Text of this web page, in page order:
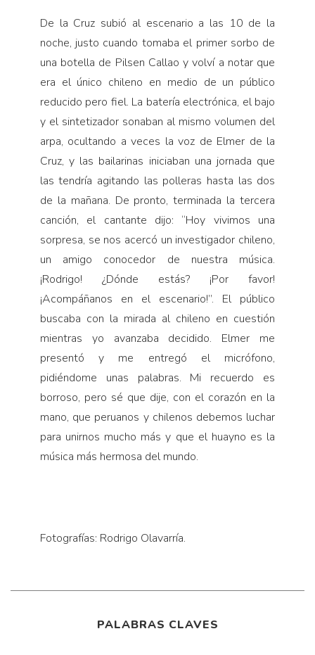
De la Cruz subió al escenario a las 10 de la
noche, justo cuando tomaba el primer sorbo de
una botella de Pilsen Callao y volví a notar que
era el único chileno en medio de un público
reducido pero fiel. La batería electrónica, el bajo
y el sintetizador sonaban al mismo volumen del
arpa, ocultando a veces la voz de Elmer de la
Cruz, y las bailarinas iniciaban una jornada que
las tendría agitando las polleras hasta las dos
de la mañana. De pronto, terminada la tercera
canción, el cantante dijo: “Hoy vivimos una
sorpresa, se nos acercó un investigador chileno,
un amigo conocedor de nuestra música.
¡Rodrigo! ¿Dónde estás? ¡Por favor!
¡Acompáñanos en el escenario!”. El público
buscaba con la mirada al chileno en cuestión
mientras yo avanzaba decidido. Elmer me
presentó y me entregó el micrófono,
pidiéndome unas palabras. Mi recuerdo es
borroso, pero sé que dije, con el corazón en la
mano, que peruanos y chilenos debemos luchar
para unirnos mucho más y que el huayno es la
música más hermosa del mundo.
Fotografías: Rodrigo Olavarría.
PALABRAS CLAVES